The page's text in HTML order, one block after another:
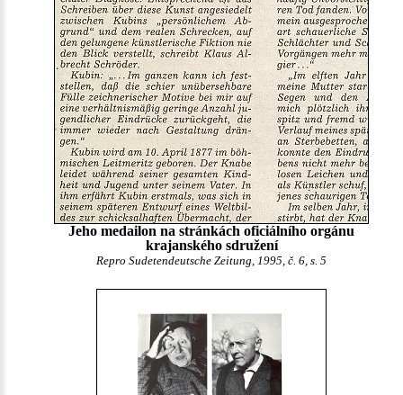
Jeho medailon na stránkách oficiálního orgánu
krajanského sdružení
Repro Sudetendeutsche Zeitung, 1995, č. 6, s. 5